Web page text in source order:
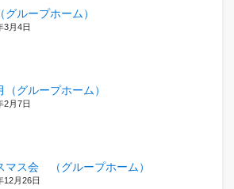
グループホーム）
3月4日
（グループホーム）
2月7日
マス会 （グループホーム）
12月26日